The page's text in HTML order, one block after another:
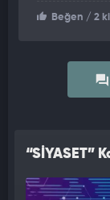
Beğen / 2
“SİYASET”